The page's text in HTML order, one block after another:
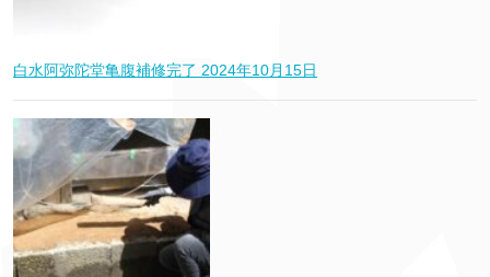
白水阿弥陀堂亀腹補修完了 2024年10月15日